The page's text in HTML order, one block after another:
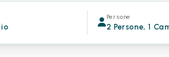
Persone
2 Persone, 1